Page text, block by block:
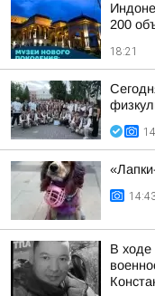
200
18:21
В ходе